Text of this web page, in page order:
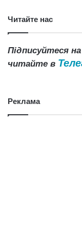
Читайте нас
Підписуйтеся
читайте в
Реклама